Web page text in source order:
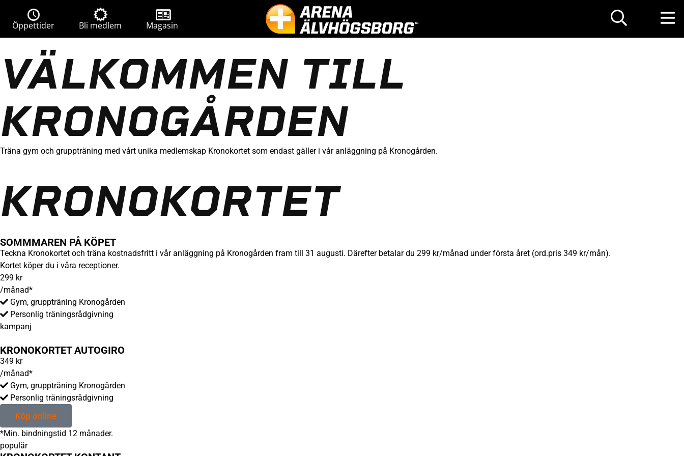
Öppettider Bli medlem Magasin
VÄLKOMMEN TILL
KRONOGÅRDEN
Träna gym och gruppträning med vårt unika medlemskap Kronokortet som endast gäller i vår anläggning på Kronogården.
KRONOKORTET
SOMMMAREN PÅ KÖPET
Teckna Kronokortet och träna kostnadsfritt i vår anläggning på Kronogården fram till 31 augusti. Därefter betalar du 299 kr/månad under första året (ord.pris 349 kr/mån).
Kortet köper du i våra receptioner.
299 kr
/månad*
Gym, gruppträning Kronogården
Personlig träningsrådgivning
kampanj
KRONOKORTET AUTOGIRO
349 kr
/månad*
Gym, gruppträning Kronogården
Personlig träningsrådgivning
Köp online
*Min. bindningstid 12 månader.
populär